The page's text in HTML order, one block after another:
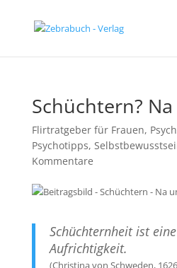
Schüchtern?
Flirtratgeber für Frauen,
Psychotipps,
Kommentare
Schüchternheit ist
Aufrichtigkeit.
(Christina von Schweden,